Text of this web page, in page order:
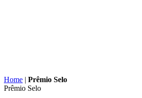
Home | Prêmio Selo
Prêmio Selo